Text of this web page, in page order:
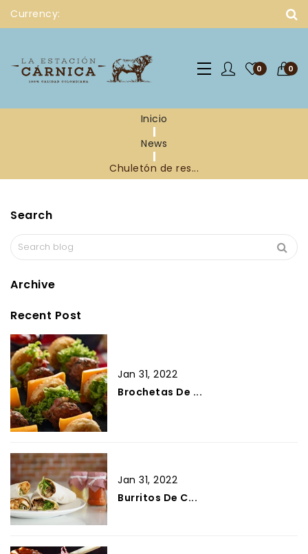
Currency:
0 0
Inicio
News
Chuletón de res...
Search
Archive
Recent Post
Jan 31, 2022
Brochetas De ...
Jan 31, 2022
Burritos De C...